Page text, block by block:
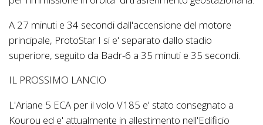
A 27 minuti e 34 secondi dall'accensione del motore
principale, ProtoStar I si e' separato dallo stadio
superiore, seguito da Badr-6 a 35 minuti e 35 secondi.
IL PROSSIMO LANCIO
L'Ariane 5 ECA per il volo V185 e' stato consegnato a
Kourou ed e' attualmente in allestimento nell'Edificio